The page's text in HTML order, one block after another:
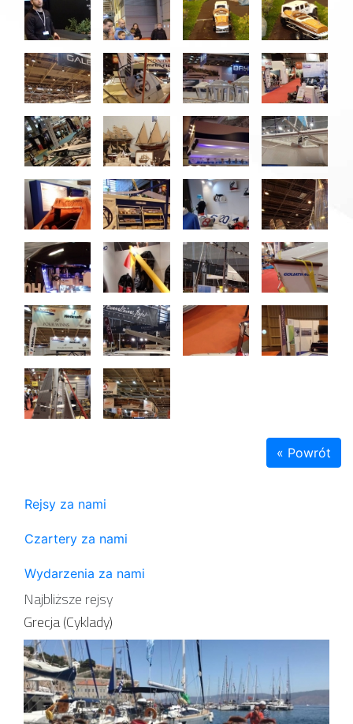
« Powrót
Rejsy za nami
Czartery za nami
Wydarzenia za nami
Najbliższe rejsy
Grecja (Cyklady)